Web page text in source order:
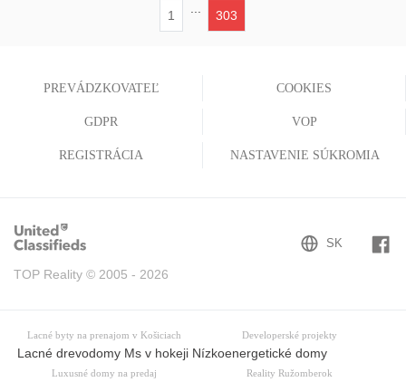
1 ...
303
PREVÁDZKOVATEĽ COOKIES
GDPR VOP
REGISTRÁCIA NASTAVENIE SÚKROMIA
TOP Reality © 2005 - 2026
Lacné byty na prenajom v Košiciach Developerské projekty
Lacné drevodomy Ms v hokeji Nízkoenergetické domy
Luxusné domy na predaj Reality Ružomberok